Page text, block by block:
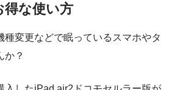
な使い方
種変更などで眠っているスマホやタ
か？